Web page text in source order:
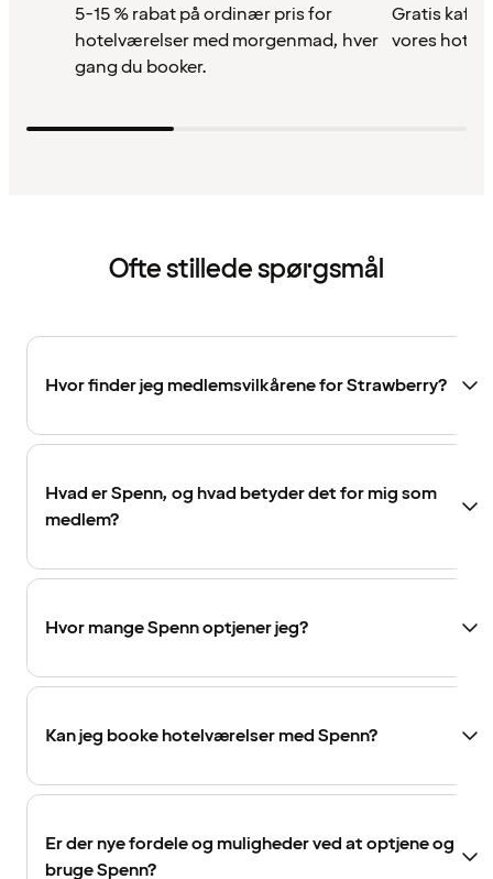
5-15 % rabat på ordinær pris for
hotelværelser med morgenmad, hver
gang du booker.
Gratis
vores
Ofte stillede spørgsmål
Hvor finder jeg medlemsvilkårene for Strawberry?
Hvad er Spenn, og hvad betyder det for mig som
medlem?
Hvor mange Spenn optjener jeg?
Kan jeg booke hotelværelser med Spenn?
Er der nye fordele og muligheder ved at optjene og
bruge Spenn?